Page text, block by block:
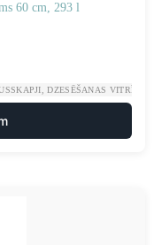
60 cm, 293 l
DZESĒŠANAS VITRĪNAS